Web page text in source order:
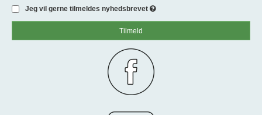
Jeg vil gerne tilmeldes nyhedsbrevet
Tilmeld